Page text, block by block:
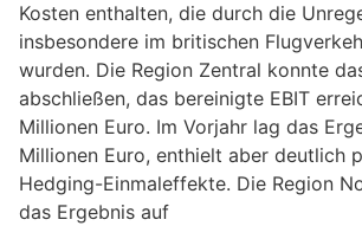
Kosten enthalten, die durch die
insbesondere im britischen
wurden. Die Region Zentral konnte
abschließen, das bereinigte EBIT
Millionen Euro. Im Vorjahr lag das
Millionen Euro, enthielt aber deutlich
Hedging-Einmaleffekte. Die Region
das Ergebnis auf